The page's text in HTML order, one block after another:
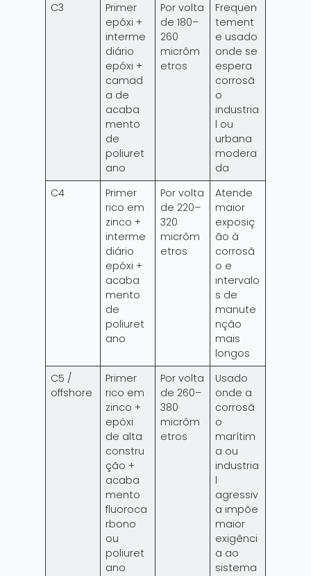
C3
Primer
epóxi +
interme
diário
epóxi +
camad
a de
acaba
mento
de
poliuret
ano
Por volta
de 180–
260
micrôm
etros
Frequen
tement
e usado
onde se
espera
corrosã
o
industria
l ou
urbana
modera
da
C4
Primer
rico em
zinco +
interme
diário
epóxi +
acaba
mento
de
poliuret
ano
Por volta
de 220–
320
micrôm
etros
Atende
maior
exposiç
ão à
corrosã
o e
intervalo
s de
manute
nção
mais
longos
C5 /
offshore
Primer
rico em
zinco +
epóxi
de alta
constru
ção +
acaba
mento
fluoroca
rbono
ou
poliuret
ano
Por volta
de 260–
380
micrôm
etros
Usado
onde a
corrosã
o
marítim
a ou
industria
l
agressiv
a impõe
maior
exigênci
a ao
sistema